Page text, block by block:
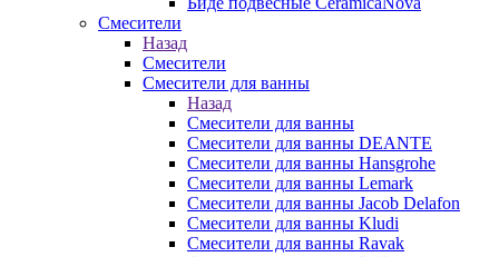
Смесители
Назад
Смесители
Смесители для ванны
Назад
Смесители для ванны
Смесители для ванны DEANTE
Смесители для ванны Hansgrohe
Смесители для ванны Lemark
Смесители для ванны Jacob Delafon
Смесители для ванны Kludi
Смесители для ванны Ravak